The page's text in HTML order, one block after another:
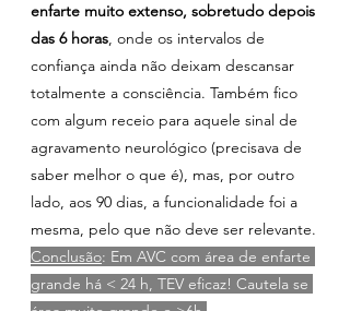
enfarte muito extenso, sobretudo depois
das 6 horas, onde os intervalos de
confiança ainda não deixam descansar
totalmente a consciência. Também fico
com algum receio para aquele sinal de
agravamento neurológico (precisava de
saber melhor o que é), mas, por outro
lado, aos 90 dias, a funcionalidade foi a
mesma, pelo que não deve ser relevante.
Conclusão: Em AVC com área de enfarte
grande há < 24 h, TEV eficaz! Cautela se